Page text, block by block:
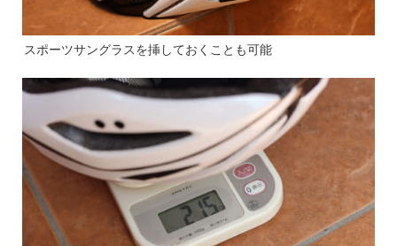
スポーツサングラスを挿しておくことも可能